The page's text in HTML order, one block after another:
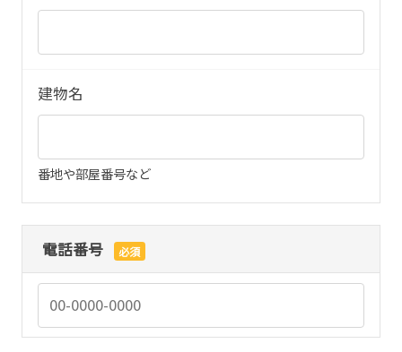
建物名
番地や部屋番号など
電話番号 必須